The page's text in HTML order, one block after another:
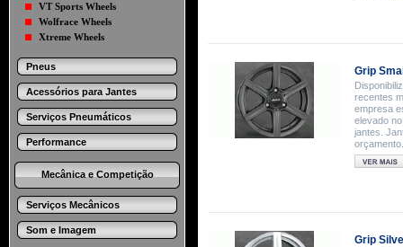
VT Sports Wheels
Wolfrace Wheels
Xtreme Wheels
Pneus
Acessórios para Jantes
Serviços Pneumáticos
Performance
Mecânica e Competição
Serviços Mecânicos
Som e Imagem
Grip
recentes
empresa
elevado
jantes.
orçamento.
Grip